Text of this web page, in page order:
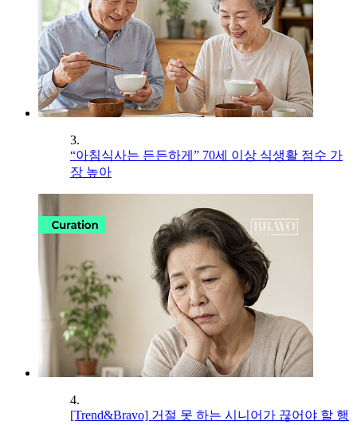
3.
“아침식사는 든든하게” 70세 이상 식생활 점수 가
장 높아
4.
[Trend&Bravo] 거절 못 하는 시니어가 끊어야 할 행